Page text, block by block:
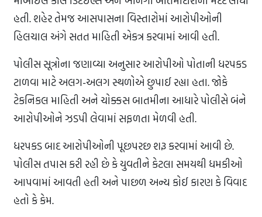
હતી. શહેર તેમજ આસપાસના વિસ્તારોમાં આરોપીઓની
હિલચાલ અંગે સતત માહિતી એકત્ર કરવામાં આવી હતી.
પોલીસ સૂત્રોના જણાવ્યા અનુસાર આરોપીઓ પોતાની ધરપકડ
ટાળવા માટે અલગ-અલગ સ્થળોએ છુપાઈ રહ્યા હતા. જોકે
ટેકનિકલ માહિતી અને ચોક્કસ બાતમીના આધારે પોલીસે બંને
આરોપીઓને ઝડપી લેવામાં સફળતા મેળવી હતી.
ધરપકડ બાદ આરોપીઓની પૂછપરછ શરૂ કરવામાં આવી છે.
પોલીસ તપાસ કરી રહી છે કે યુવતીને કેટલા સમયથી ધમકીઓ
આપવામાં આવતી હતી અને પાછળ અન્ય કોઈ કારણ કે વિવાદ
હતો કે કેમ.